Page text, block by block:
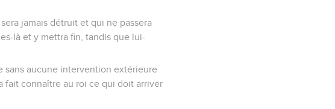
jamais détruit et qui ne passera
là et y mettra fin, tandis que lui-
sans aucune intervention extérieure
fait connaître au roi ce qui doit arriver